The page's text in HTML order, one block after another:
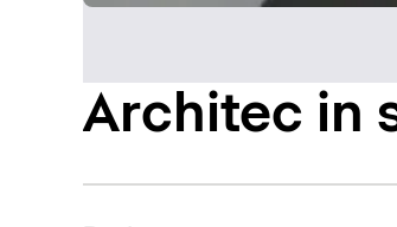
Architec in